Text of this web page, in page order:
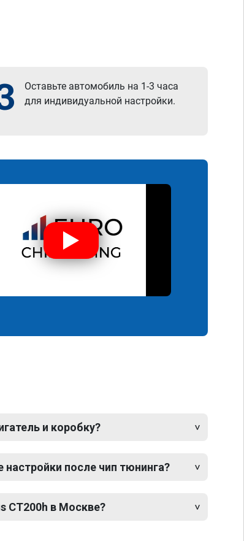
Оставьте автомобиль на 1-3 часа
для индивидуальной настройки.
и коробку?
после чип тюнинга?
CT200h в Москве?